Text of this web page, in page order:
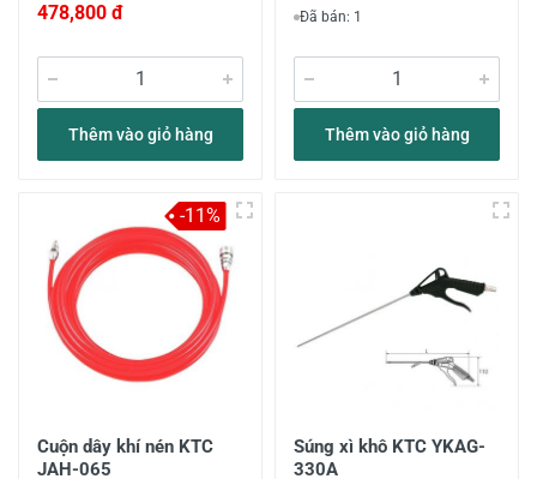
478,800 đ
Thêm vào giỏ hàng
Đã bán: 1
Thêm vào giỏ hàng
Cuộn dây khí nén KTC
JAH-065
-11%
Súng xì khô KTC YKAG-
330A